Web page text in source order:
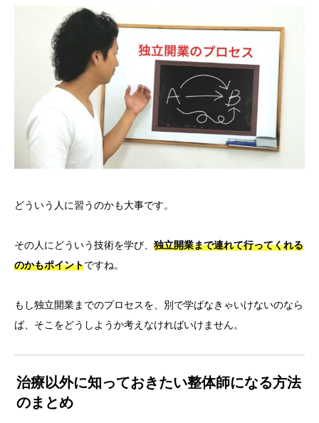
どういう人に習うのかも大事です。
その人にどういう技術を学び、 独立開業まで連れて行ってくれる
のかもポイントですね。
もし独立開業までのプロセスを、別で学ばなきゃいけないのなら
ば、そこをどうしようか考えなければいけません。
治療以外に知っておきたい整体師になる方法
のまとめ